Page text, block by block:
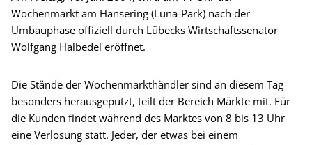
Wochenmarkt am Hansering (Luna-Park) nach der
Umbauphase offiziell durch Lübecks Wirtschaftssenator
Wolfgang Halbedel eröffnet.
Die Stände der Wochenmarkthändler sind an diesem Tag
besonders herausgeputzt, teilt der Bereich Märkte mit. Für
die Kunden findet während des Marktes von 8 bis 13 Uhr
eine Verlosung statt. Jeder, der etwas bei einem